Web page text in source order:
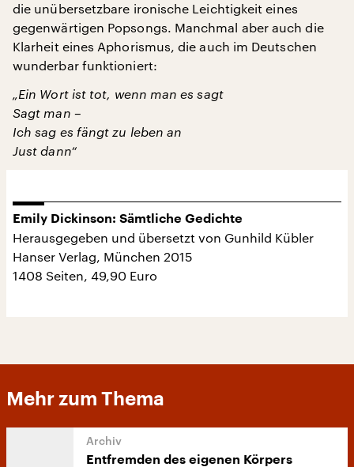
die unübersetzbare ironische Leichtigkeit eines
gegenwärtigen Popsongs. Manchmal aber auch die
Klarheit eines Aphorismus, die auch im Deutschen
wunderbar funktioniert:
„Ein Wort ist tot, wenn man es sagt
Sagt man –
Ich sag es fängt zu leben an
Just dann“
Emily Dickinson: Sämtliche Gedichte
Herausgegeben und übersetzt von Gunhild Kübler
Hanser Verlag, München 2015
1408 Seiten, 49,90 Euro
Mehr zum Thema
Entfremden des eigenen Körpers